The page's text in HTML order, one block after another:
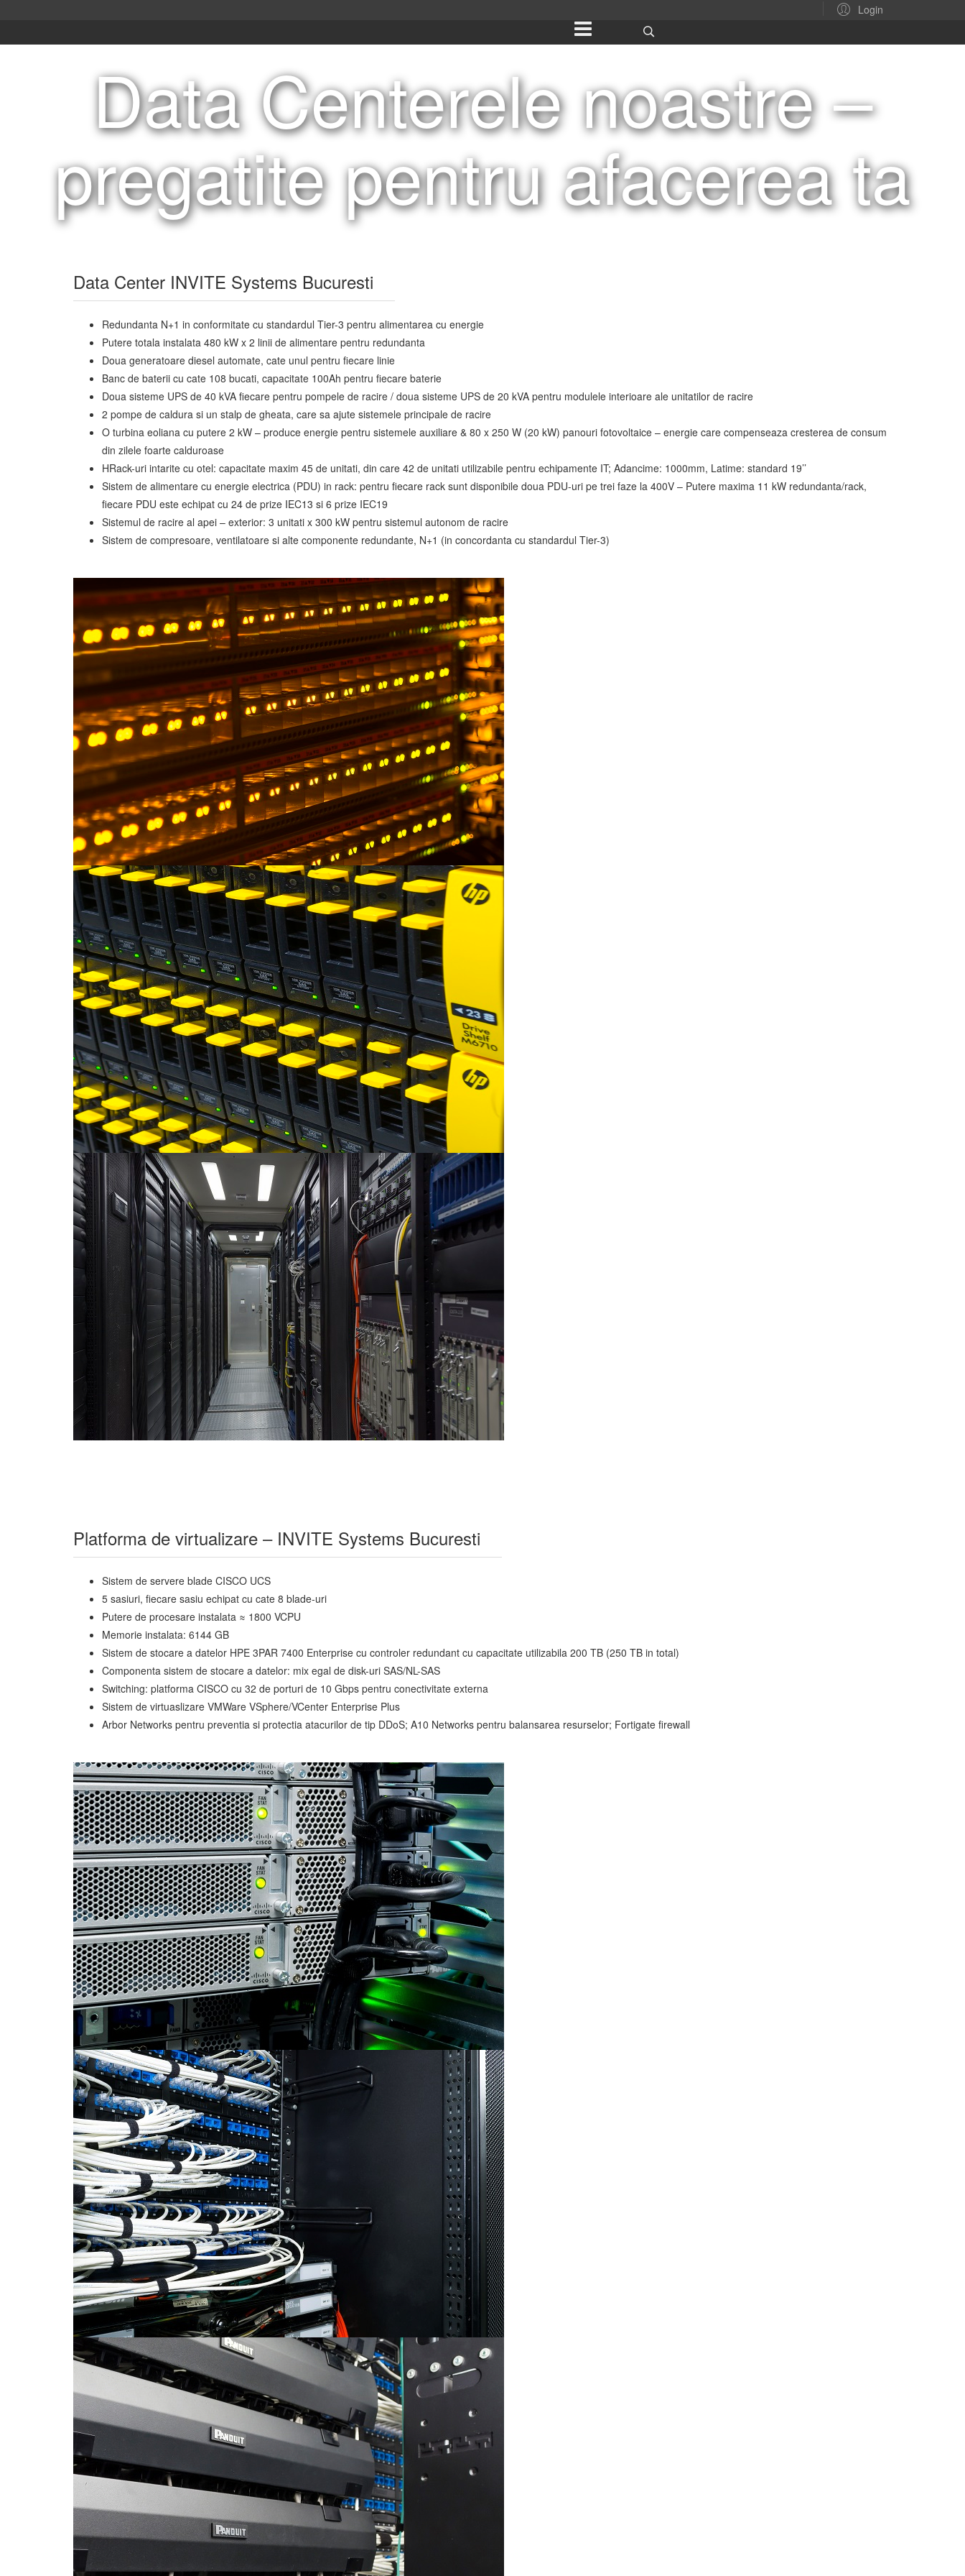
Login
Data Centerele noastre –
pregatite pentru afacerea ta
Data Center INVITE Systems Bucuresti
Redundanta N+1 in conformitate cu standardul Tier-3 pentru alimentarea cu energie
Putere totala instalata 480 kW x 2 linii de alimentare pentru redundanta
Doua generatoare diesel automate, cate unul pentru fiecare linie
Banc de baterii cu cate 108 bucati, capacitate 100Ah pentru fiecare baterie
Doua sisteme UPS de 40 kVA fiecare pentru pompele de racire / doua sisteme UPS de 20 kVA pentru modulele interioare ale unitatilor de racire
2 pompe de caldura si un stalp de gheata, care sa ajute sistemele principale de racire
O turbina eoliana cu putere 2 kW – produce energie pentru sistemele auxiliare & 80 x 250 W (20 kW) panouri fotovoltaice – energie care compenseaza cresterea de consum
din zilele foarte calduroase
HRack-uri intarite cu otel: capacitate maxim 45 de unitati, din care 42 de unitati utilizabile pentru echipamente IT; Adancime: 1000mm, Latime: standard 19’’
Sistem de alimentare cu energie electrica (PDU) in rack: pentru fiecare rack sunt disponibile doua PDU-uri pe trei faze la 400V – Putere maxima 11 kW redundanta/rack,
fiecare PDU este echipat cu 24 de prize IEC13 si 6 prize IEC19
Sistemul de racire al apei – exterior: 3 unitati x 300 kW pentru sistemul autonom de racire
Sistem de compresoare, ventilatoare si alte componente redundante, N+1 (in concordanta cu standardul Tier-3)
Platforma de virtualizare – INVITE Systems Bucuresti
Sistem de servere blade CISCO UCS
5 sasiuri, fiecare sasiu echipat cu cate 8 blade-uri
Putere de procesare instalata ≈ 1800 VCPU
Memorie instalata: 6144 GB
Sistem de stocare a datelor HPE 3PAR 7400 Enterprise cu controler redundant cu capacitate utilizabila 200 TB (250 TB in total)
Componenta sistem de stocare a datelor: mix egal de disk-uri SAS/NL-SAS
Switching: platforma CISCO cu 32 de porturi de 10 Gbps pentru conectivitate externa
Sistem de virtuaslizare VMWare VSphere/VCenter Enterprise Plus
Arbor Networks pentru preventia si protectia atacurilor de tip DDoS; A10 Networks pentru balansarea resurselor; Fortigate firewall